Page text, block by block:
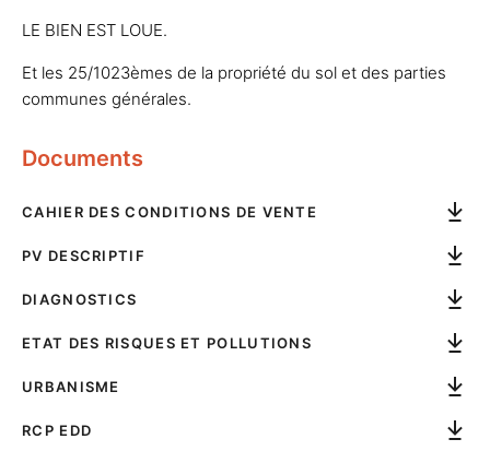
LE BIEN EST LOUE.
Et les 25/1023èmes de la propriété du sol et des parties
communes générales.
Documents
CAHIER DES CONDITIONS DE VENTE
PV DESCRIPTIF
DIAGNOSTICS
ETAT DES RISQUES ET POLLUTIONS
URBANISME
RCP EDD